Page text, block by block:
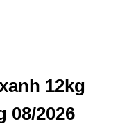
12kg
08/2026